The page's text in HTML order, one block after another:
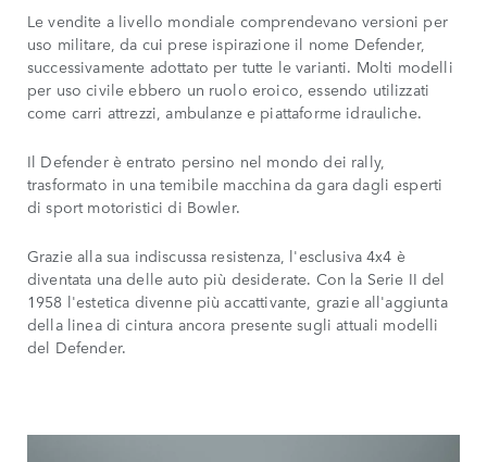
Le vendite a livello mondiale comprendevano versioni per
uso militare, da cui prese ispirazione il nome Defender,
successivamente adottato per tutte le varianti. Molti modelli
per uso civile ebbero un ruolo eroico, essendo utilizzati
come carri attrezzi, ambulanze e piattaforme idrauliche.
Il Defender è entrato persino nel mondo dei rally,
trasformato in una temibile macchina da gara dagli esperti
di sport motoristici di Bowler.
Grazie alla sua indiscussa resistenza, l'esclusiva 4x4 è
diventata una delle auto più desiderate. Con la Serie II del
1958 l'estetica divenne più accattivante, grazie all'aggiunta
della linea di cintura ancora presente sugli attuali modelli
del Defender.